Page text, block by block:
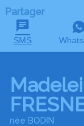
Partager
SMS
née BODIN